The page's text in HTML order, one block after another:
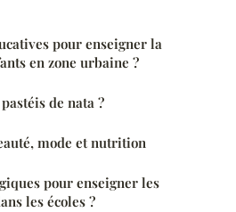
pour enseigner la
en zone urbaine ?
de nata ?
mode et nutrition
pour enseigner les
les écoles ?